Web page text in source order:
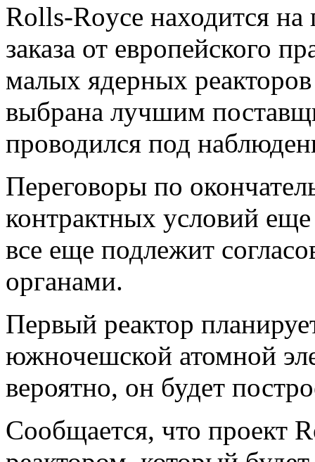
Rolls-Royce находится
заказа от европейского
малых ядерных
выбрана лучшим
проводился под
Переговоры по
контрактных условий
все еще подлежит
органами.
Первый реактор
южночешской атомной
вероятно, он будет
Сообщается, что проект